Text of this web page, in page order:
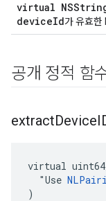
virtual
deviceId가 유효한
공개 정적 함
extractDevice
virtual
  "Use
)